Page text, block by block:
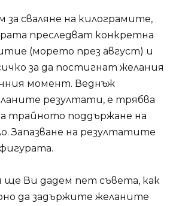
за сваляне на килограмите,
преследват конкретна
(морето през август) и
за да постигнат желания
момент. Веднъж
резултати, е трябва
трайното поддържане на
Запазване на резултатите
Ви дадем пет съвета, как
да задържите желаните